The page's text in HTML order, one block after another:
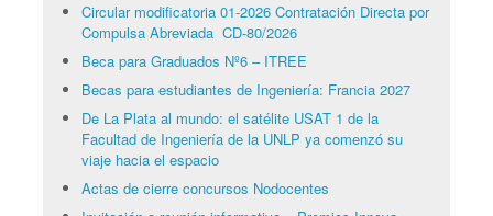
Circular modificatoria 01-2026 Contratación Directa por
Compulsa Abreviada CD-80/2026
Beca para Graduados Nº6 – ITREE
Becas para estudiantes de Ingeniería: Francia 2027
De La Plata al mundo: el satélite USAT 1 de la
Facultad de Ingeniería de la UNLP ya comenzó su
viaje hacia el espacio
Actas de cierre concursos Nodocentes